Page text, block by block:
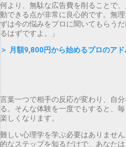
何より、無駄な広告費を削ることで
動できる点が非常に良心的です。無
ずは今の悩みをプロに聞いてもらう
るはずですよ。」
＞ 月額9,800円から始めるプロのア
言葉一つで相手の反応が変わり、自
る。そんな体験を一度でもすると、
楽しくなります。
難しい心理学を学ぶ必要はありませ
的なステップを知るだけで、あなた